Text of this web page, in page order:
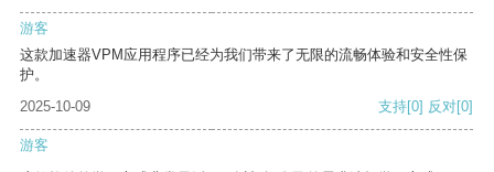
游客
这款加速器VPM应用程序已经为我们带来了无限的流畅体验和安全性保
护。
2025-10-09
支持[0] 反对[0]
游客